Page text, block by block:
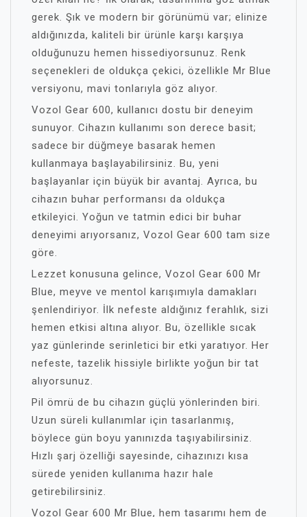
gerek. Şık ve modern bir görünümü var; elinize
aldığınızda, kaliteli bir ürünle karşı karşıya
olduğunuzu hemen hissediyorsunuz. Renk
seçenekleri de oldukça çekici, özellikle Mr Blue
versiyonu, mavi tonlarıyla göz alıyor.
Vozol Gear 600, kullanıcı dostu bir deneyim
sunuyor. Cihazın kullanımı son derece basit;
sadece bir düğmeye basarak hemen
kullanmaya başlayabilirsiniz. Bu, yeni
başlayanlar için büyük bir avantaj. Ayrıca, bu
cihazın buhar performansı da oldukça
etkileyici. Yoğun ve tatmin edici bir buhar
deneyimi arıyorsanız, Vozol Gear 600 tam size
göre.
Lezzet konusuna gelince, Vozol Gear 600 Mr
Blue, meyve ve mentol karışımıyla damakları
şenlendiriyor. İlk nefeste aldığınız ferahlık, sizi
hemen etkisi altına alıyor. Bu, özellikle sıcak
yaz günlerinde serinletici bir etki yaratıyor. Her
nefeste, tazelik hissiyle birlikte yoğun bir tat
alıyorsunuz.
Pil ömrü de bu cihazın güçlü yönlerinden biri.
Uzun süreli kullanımlar için tasarlanmış,
böylece gün boyu yanınızda taşıyabilirsiniz.
Hızlı şarj özelliği sayesinde, cihazınızı kısa
sürede yeniden kullanıma hazır hale
getirebilirsiniz.
Vozol Gear 600 Mr Blue, hem tasarımı hem de